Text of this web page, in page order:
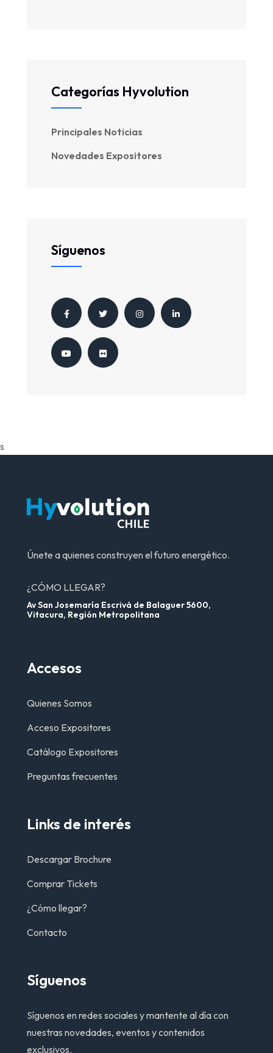
Categorías Hyvolution
Principales Noticias
Novedades Expositores
Síguenos
s
Únete a quienes construyen el futuro energético.
¿CÓMO LLEGAR?
Av San Josemaría Escrivá de Balaguer 5600,
Vitacura, Región Metropolitana
Accesos
Quienes Somos
Acceso Expositores
Catálogo Expositores
Preguntas frecuentes
Links de interés
Descargar Brochure
Comprar Tickets
¿Cómo llegar?
Contacto
Síguenos
Síguenos en redes sociales y mantente al día con
nuestras novedades, eventos y contenidos
exclusivos.